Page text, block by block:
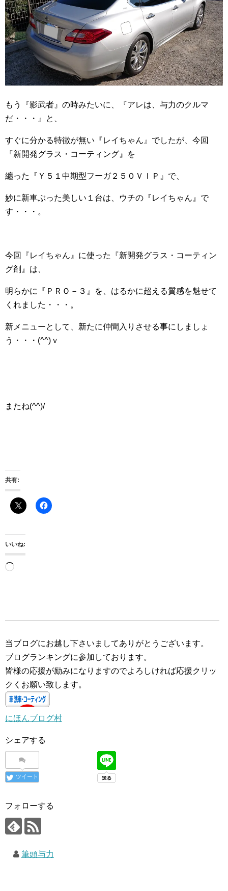
もう『影武者』の時みたいに、『アレは、与力のクルマ
だ・・・』と、
すぐに分かる特徴が無い『レイちゃん』でしたが、今回
『新開発グラス・コーティング』を
纏った『Ｙ５１中期型フーガ２５０ＶＩＰ』で、
妙に新車ぶった美しい１台は、ウチの『レイちゃん』で
す・・・。
今回『レイちゃん』に使った『新開発グラス・コーティン
グ剤』は、
明らかに『ＰＲＯ－３』を、はるかに超える質感を魅せて
くれました・・・。
新メニューとして、新たに仲間入りさせる事にしましょ
う・・・(^^)ｖ
またね(^^)/
共有:
いいね:
読
中…
当ブログにお越し下さいましてありがとうございます。
ブログランキングに参加しております。
皆様の応援が励みになりますのでよろしければ応援クリッ
クくお願い致します。
にほんブログ村
シェアする
ツイート
フォローする
筆頭与力